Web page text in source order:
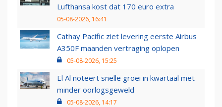
Lufthansa kost dat 170 euro extra
05-08-2026, 16:41
Cathay Pacific ziet levering eerste Airbus
A350F maanden vertraging oplopen
05-08-2026, 15:25
El Al noteert snelle groei in kwartaal met
minder oorlogsgeweld
05-08-2026, 14:17